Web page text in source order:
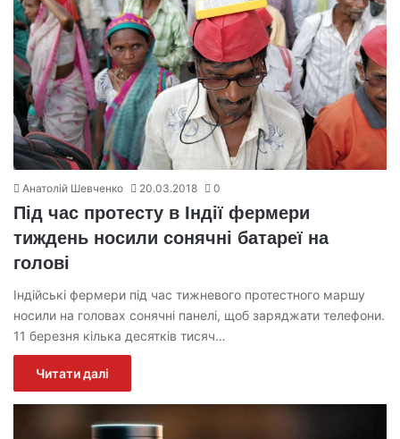
Анатолій Шевченко 20.03.2018 0
Під час протесту в Індії фермери
тиждень носили сонячні батареї на
голові
Індійські фермери під час тижневого протестного маршу
носили на головах сонячні панелі, щоб заряджати телефони.
11 березня кілька десятків тисяч…
Читати далі